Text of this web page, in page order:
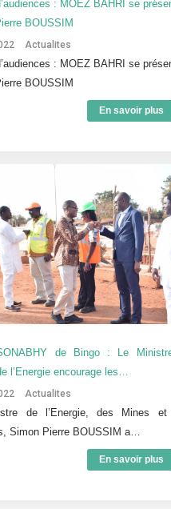
: MOEZ BAHRI se
BOUSSIM
Actualites
: MOEZ BAHRI se
BOUSSIM
En savoir plus
de Bingo : Le
l’Energie encourage les…
Actualites
de l’Energie, des Mines et
Simon Pierre BOUSSIM a…
En savoir plus